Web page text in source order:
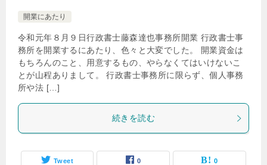
開業にあたり
令和元年８月９日行政書士藤森達也事務所開業 行政書士事
務所を開業するにあたり、色々と大変でした。 開業資金は
もちろんのこと、用意するもの、やらなくてはいけないこ
とが山程ありまして。 行政書士事務所に限らず、個人事務
所や法 […]
続きを読む
Tweet 0 0